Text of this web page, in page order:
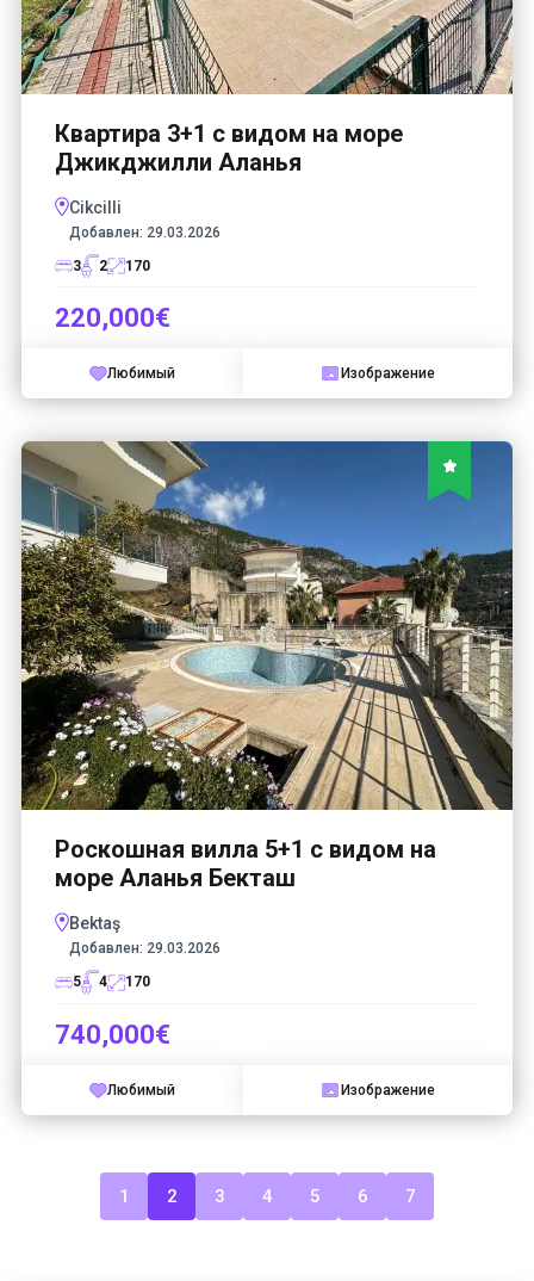
Квартира 3+1 с видом на море
Джикджилли Аланья
Cikcilli
Добавлен: 29.03.2026
3
2 170
220,000€
Любимый Изображение
Роскошная вилла 5+1 с видом на
море Аланья Бекташ
Bektaş
Добавлен: 29.03.2026
5
4 170
740,000€
Любимый Изображение
1 2 3 4 5 6 7